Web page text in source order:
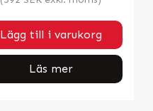
Lägg till i varukorg
Läs mer